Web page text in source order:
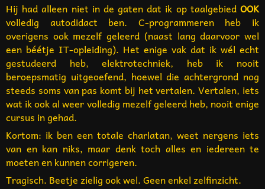
Hij had alleen niet in de gaten dat ik op taalgebied OOK
volledig autodidact ben. C-programmeren heb ik
overigens ook mezelf geleerd (naast lang daarvoor wel
een béétje IT-opleiding). Het enige vak dat ik wél echt
gestudeerd heb, elektrotechniek, heb ik nooit
beroepsmatig uitgeoefend, hoewel die achtergrond nog
steeds soms van pas komt bij het vertalen. Vertalen, iets
wat ik ook al weer volledig mezelf geleerd heb, nooit enige
cursus in gehad.
Kortom: ik ben een totale charlatan, weet nergens iets
van en kan niks, maar denk toch alles en iedereen te
moeten en kunnen corrigeren.
Tragisch. Beetje zielig ook wel. Geen enkel zelfinzicht.